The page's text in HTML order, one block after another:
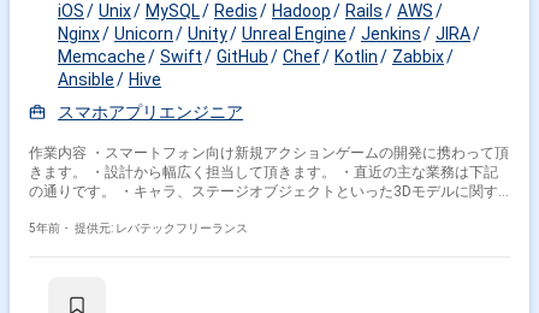
iOS
Unix MySQL Redis Hadoop Rails
AWS
Nginx
Unicorn Unity Unreal Engine Jenkins
JIRA
Memcache
Swift GitHub Chef Kotlin
Zabbix
Ansible
Hive
スマホアプリエンジニア
作業内容 ・スマートフォン向け新規アクションゲームの開発に携わって頂
きます。 ・設計から幅広く担当して頂きます。 ・直近の主な業務は下記
の通りです。 ・キャラ、ステージオブジェクトといった3Dモデルに関す
キルや経験および進捗状況により変動いたします。
5年前・ 提供元: レバテックフリーランス